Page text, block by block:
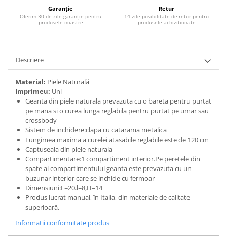
Garanție
Oferim 30 de zile garanție pentru
produsele noastre
Retur
14 zile posibilitate de retur pentru
produsele achiziționate
Descriere
Material: Piele Naturală
Imprimeu: Uni
Geanta din piele naturala prevazuta cu o bareta pentru purtat
pe mana si o curea lunga reglabila pentru purtat pe umar sau
crossbody
Sistem de inchidere:clapa cu catarama metalica
Lungimea maxima a curelei atasabile reglabile este de 120 cm
Captuseala din piele naturala
Compartimentare:1 compartiment interior.Pe peretele din
spate al compartimentului geanta este prevazuta cu un
buzunar interior care se inchide cu fermoar
Dimensiuni:L=20.l=8,H=14
Produs lucrat manual, în Italia, din materiale de calitate
superioară.
Informatii conformitate produs